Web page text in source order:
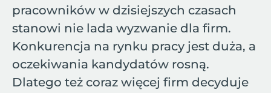
pracowników w dzisiejszych czasach
stanowi nie lada wyzwanie dla firm.
Konkurencja na rynku pracy jest duża, a
oczekiwania kandydatów rosną.
Dlatego też coraz więcej firm decyduje